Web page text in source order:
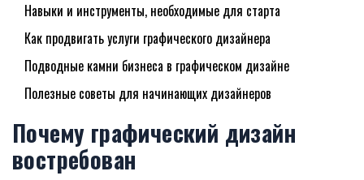
Навыки и инструменты, необходимые для старта
Как продвигать услуги графического дизайнера
Подводные камни бизнеса в графическом дизайне
Полезные советы для начинающих дизайнеров
Почему графический дизайн
востребован